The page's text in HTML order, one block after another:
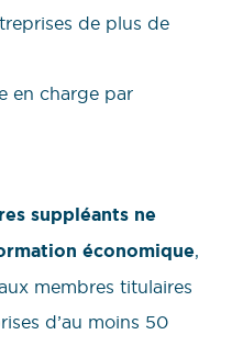
de plus de
en charge par
suppléants ne
économique,
membres titulaires
d’au moins 50